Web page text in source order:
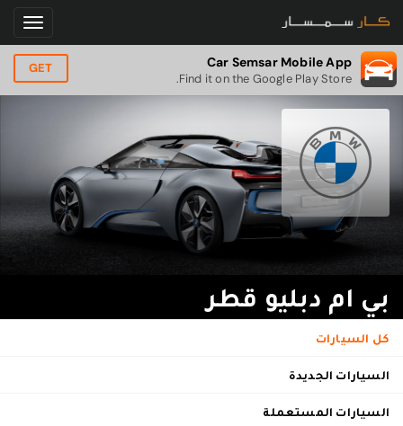
Car Semsar Mobile App
Find it on the Google Play Store.
GET
بي ام دبليو قطر
كل السيارات
السيارات الجديدة
السيارات المستعملة